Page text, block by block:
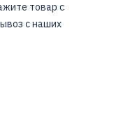
товар с
с наших